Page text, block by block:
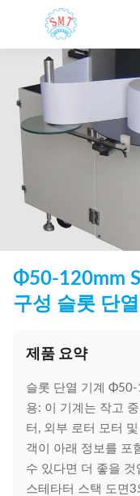
Φ50-120mm
구성 슬롯 단열
제품 요약
슬롯 단열 기계 Φ50-
용: 이 기계는 작고
터, 외부 로터 모터
객이 아래 정보를 포
수 있다면 더 좋을
스테타터 스택 도면